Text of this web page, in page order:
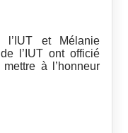
l’IUT et Mélanie
l’IUT ont officié
à l’honneur